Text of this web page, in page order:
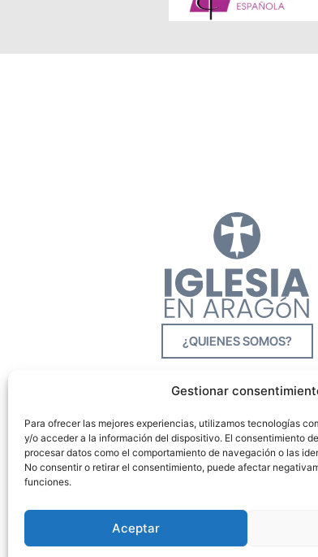
Gestionar
Para ofrecer las mejores experiencias, utilizamos tecnologías
y/o acceder a la información del dispositivo. El consentimiento
procesar datos como el comportamiento de navegación o las
No consentir o retirar el consentimiento, puede afectar
funciones.
Aceptar
¿QUIENES SOMOS?